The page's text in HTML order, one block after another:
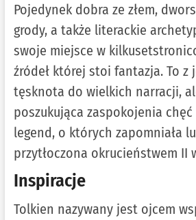
Pojedynek dobra ze złem,
grody, a także literackie
swoje miejsce w
źródeł której stoi fantazja. To z
tęsknota do wielkich narracji,
poszukująca zaspokojenia
legend, o których zapomniała
przytłoczona okrucieństwem II
Inspiracje
Tolkien nazywany jest ojcem